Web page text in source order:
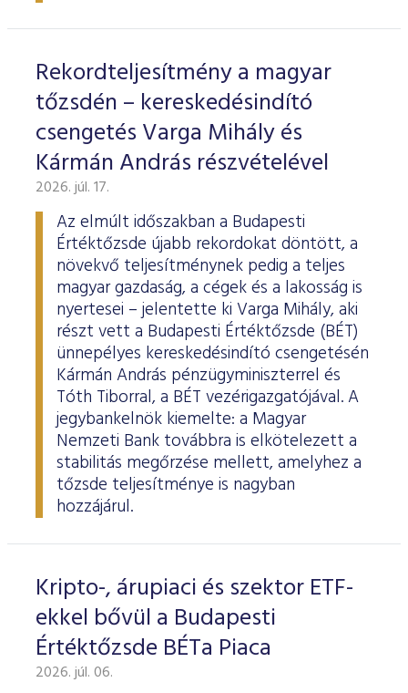
Rekordteljesítmény a magyar
tőzsdén – kereskedésindító
csengetés Varga Mihály és
Kármán András részvételével
2026. júl. 17.
Az elmúlt időszakban a Budapesti
Értéktőzsde újabb rekordokat döntött, a
növekvő teljesítménynek pedig a teljes
magyar gazdaság, a cégek és a lakosság is
nyertesei – jelentette ki Varga Mihály, aki
részt vett a Budapesti Értéktőzsde (BÉT)
ünnepélyes kereskedésindító csengetésén
Kármán András pénzügyminiszterrel és
Tóth Tiborral, a BÉT vezérigazgatójával. A
jegybankelnök kiemelte: a Magyar
Nemzeti Bank továbbra is elkötelezett a
stabilitás megőrzése mellett, amelyhez a
tőzsde teljesítménye is nagyban
hozzájárul.
Kripto-, árupiaci és szektor ETF-
ekkel bővül a Budapesti
Értéktőzsde BÉTa Piaca
2026. júl. 06.